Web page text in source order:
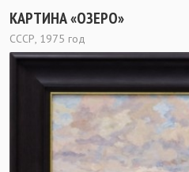
КАРТИНА «ОЗЕРО»
СССР, 1975 год